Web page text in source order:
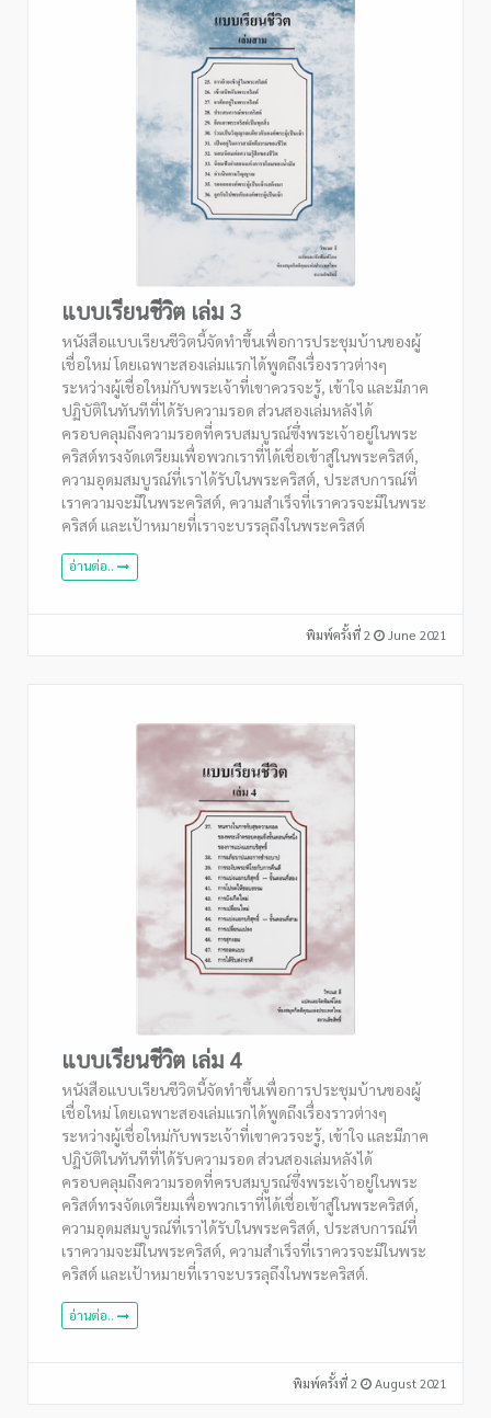
แบบเรียนชีวิต เล่ม 3
หนังสือแบบเรียนชีวิตนี้จัดทำขึ้นเพื่อการประชุมบ้านของผู้
เชื่อใหม่ โดยเฉพาะสองเล่มแรกได้พูดถึงเรื่องราวต่างๆ
ระหว่างผู้เชื่อใหม่กับพระเจ้าที่เขาควรจะรู้, เข้าใจ และมีภาค
ปฏิบัติในทันทีที่ได้รับความรอด ส่วนสองเล่มหลังได้
ครอบคลุมถึงความรอดที่ครบสมบูรณ์ซึ่งพระเจ้าอยู่ในพระ
คริสต์ทรงจัดเตรียมเพื่อพวกเราที่ได้เชื่อเข้าสู่ในพระคริสต์,
ความอุดมสมบูรณ์ที่เราได้รับในพระคริสต์, ประสบการณ์ที่
เราความจะมีในพระคริสต์, ความสำเร็จที่เราควรจะมีในพระ
คริสต์ และเป้าหมายที่เราจะบรรลุถึงในพระคริสต์
อ่านต่อ..
พิมพ์ครั้งที่ 2 June 2021
แบบเรียนชีวิต เล่ม 4
หนังสือแบบเรียนชีวิตนี้จัดทำขึ้นเพื่อการประชุมบ้านของผู้
เชื่อใหม่ โดยเฉพาะสองเล่มแรกได้พูดถึงเรื่องราวต่างๆ
ระหว่างผู้เชื่อใหม่กับพระเจ้าที่เขาควรจะรู้, เข้าใจ และมีภาค
ปฏิบัติในทันทีที่ได้รับความรอด ส่วนสองเล่มหลังได้
ครอบคลุมถึงความรอดที่ครบสมบูรณ์ซึ่งพระเจ้าอยู่ในพระ
คริสต์ทรงจัดเตรียมเพื่อพวกเราที่ได้เชื่อเข้าสู่ในพระคริสต์,
ความอุดมสมบูรณ์ที่เราได้รับในพระคริสต์, ประสบการณ์ที่
เราความจะมีในพระคริสต์, ความสำเร็จที่เราควรจะมีในพระ
คริสต์ และเป้าหมายที่เราจะบรรลุถึงในพระคริสต์.
อ่านต่อ..
พิมพ์ครั้งที่ 2 August 2021